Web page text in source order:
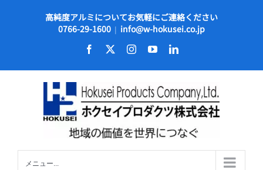
高純度アルミについてお気軽にご連絡ください
0766-29-1600 | info@w-hokusei.co.jp
Facebook InstagramYouTubeLinkedIn
メニュー...